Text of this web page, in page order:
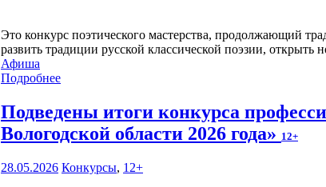
Это конкурс поэтического мастерства, продолжающий
развить традиции русской классической поэзии, открыть
Афиша
Подробнее
Подведены итоги конкурса
Вологодской области 2026 года» 12+
28.05.2026 Конкурсы, 12+